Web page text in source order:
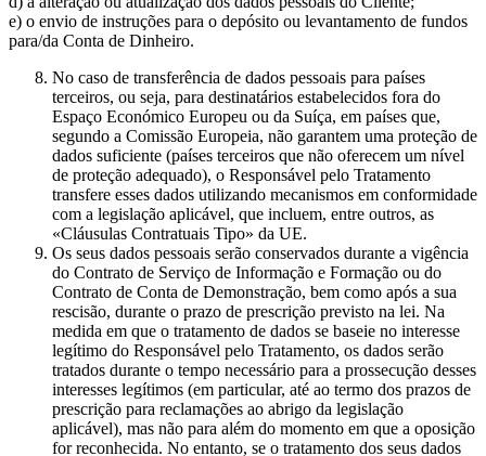
e) o envio de instruções para o depósito ou levantamento de fundos
para/da Conta de Dinheiro.
No caso de transferência de dados pessoais para países
terceiros, ou seja, para destinatários estabelecidos fora do
Espaço Económico Europeu ou da Suíça, em países que,
segundo a Comissão Europeia, não garantem uma proteção de
dados suficiente (países terceiros que não oferecem um nível
de proteção adequado), o Responsável pelo Tratamento
transfere esses dados utilizando mecanismos em conformidade
com a legislação aplicável, que incluem, entre outros, as
«Cláusulas Contratuais Tipo» da UE.
Os seus dados pessoais serão conservados durante a vigência
do Contrato de Serviço de Informação e Formação ou do
Contrato de Conta de Demonstração, bem como após a sua
rescisão, durante o prazo de prescrição previsto na lei. Na
medida em que o tratamento de dados se baseie no interesse
legítimo do Responsável pelo Tratamento, os dados serão
tratados durante o tempo necessário para a prossecução desses
interesses legítimos (em particular, até ao termo dos prazos de
prescrição para reclamações ao abrigo da legislação
aplicável), mas não para além do momento em que a oposição
for reconhecida. No entanto, se o tratamento dos seus dados